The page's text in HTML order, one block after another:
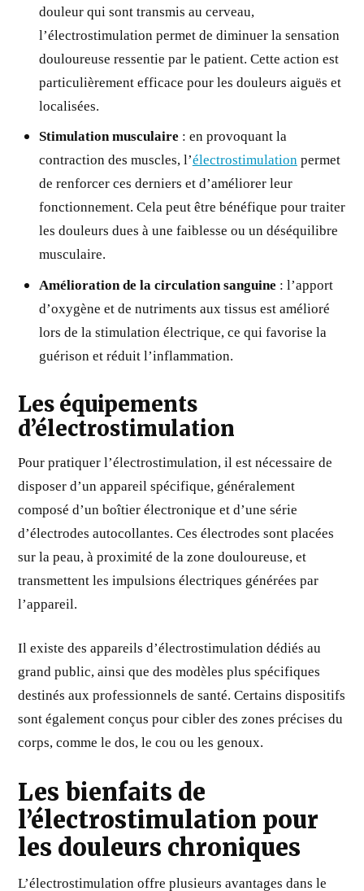
douleur qui sont transmis au cerveau,
l’électrostimulation permet de diminuer la sensation
douloureuse ressentie par le patient. Cette action est
particulièrement efficace pour les douleurs aiguës et
localisées.
Stimulation musculaire : en provoquant la
contraction des muscles, l’électrostimulationpermet
de renforcer ces derniers et d’améliorer leur
fonctionnement. Cela peut être bénéfique pour traiter
les douleurs dues à une faiblesse ou un déséquilibre
musculaire.
Amélioration de la circulation sanguine : l’apport
d’oxygène et de nutriments aux tissus est amélioré
lors de la stimulation électrique, ce qui favorise la
guérison et réduit l’inflammation.
Les équipements
d’électrostimulation
Pour pratiquer l’électrostimulation, il est nécessaire de
disposer d’un appareil spécifique, généralement
composé d’un boîtier électronique et d’une série
d’électrodes autocollantes. Ces électrodes sont placées
sur la peau, à proximité de la zone douloureuse, et
transmettent les impulsions électriques générées par
l’appareil.
Il existe des appareils d’électrostimulation dédiés au
grand public, ainsi que des modèles plus spécifiques
destinés aux professionnels de santé. Certains dispositifs
sont également conçus pour cibler des zones précises du
corps, comme le dos, le cou ou les genoux.
Les bienfaits de
l’électrostimulation pour
les douleurs chroniques
L’électrostimulation offre plusieurs avantages dans le